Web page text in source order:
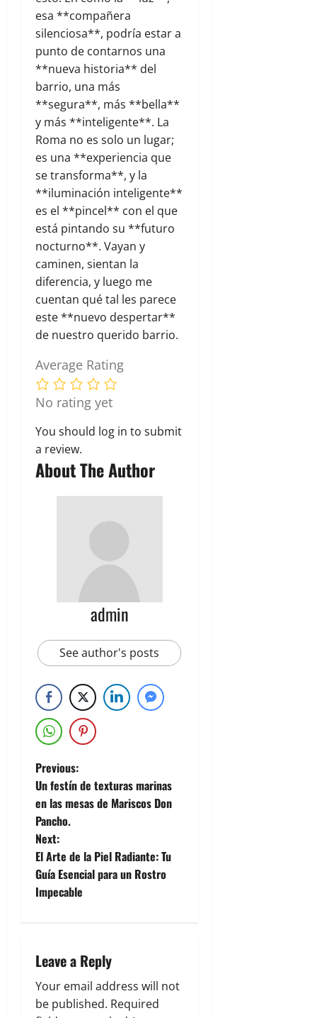
esa **compañera
silenciosa**, podría estar a
punto de contarnos una
**nueva historia** del
barrio, una más
**segura**, más **bella**
y más **inteligente**. La
Roma no es solo un lugar;
es una **experiencia que
se transforma**, y la
**iluminación inteligente**
es el **pincel** con el que
está pintando su **futuro
nocturno**. Vayan y
caminen, sientan la
diferencia, y luego me
cuentan qué tal les parece
este **nuevo despertar**
de nuestro querido barrio.
Average Rating
No rating yet
You should log in to submit
a review.
About The Author
admin
See author's posts
Previous:
Un festín de texturas marinas
en las mesas de Mariscos Don
Pancho.
Next:
El Arte de la Piel Radiante: Tu
Guía Esencial para un Rostro
Impecable
Leave a Reply
Your email address will not
be published. Required